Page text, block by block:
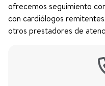
ofrecemos seguimiento
con cardiólogos
otros prestadores de